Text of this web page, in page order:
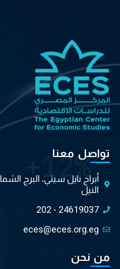
تواصل معنا
أبراج نايل سيتي، البرج
النيل
202 - 24619037
eces@eces.org.eg
من نحن